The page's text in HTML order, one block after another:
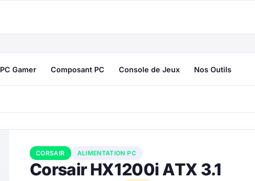
PC Gamer Composant PC Console de Jeux Nos Outils
CORSAIR ALIMENTATION PC
Corsair HX1200i ATX 3.1